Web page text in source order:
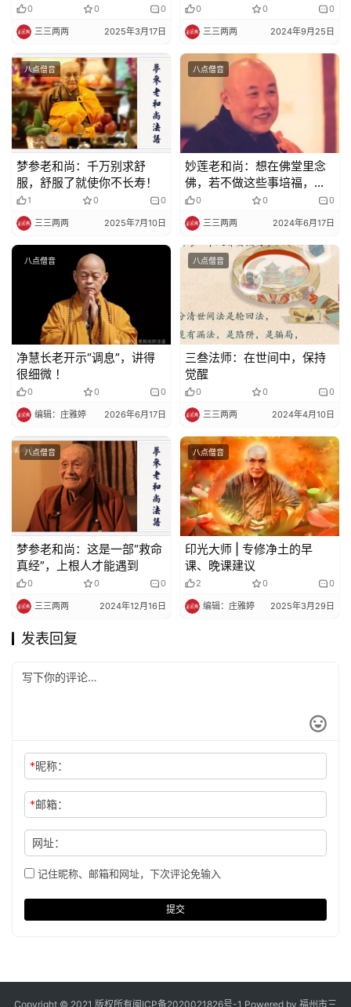
责
声
0 0 0
三三两两 2025年3月17日
0 0 0
三三两两 2024年9月25日
八点僧音
梦参老和尚：千万别求舒
服，舒服了就使你不长寿！
1 0 0
三三两两 2025年7月10日
八点僧音
妙莲老和尚：想在佛堂里念
佛，若不做这些事培福，你
也坐不住！
0 0 0
三三两两 2024年6月17日
八点僧音
净慧长老开示“调息”，讲得
很细微 ！
0 0 0
编辑：庄雅婷 2026年6月17日
八点僧音
三叁法师：在世间中，保持
觉醒
0 0 0
三三两两 2024年4月10日
八点僧音
梦参老和尚：这是一部“救命
真经”，上根人才能遇到
0 0 0
三三两两 2024年12月16日
八点僧音
印光大师 | 专修净土的早
课、晚课建议
2 0 0
编辑：庄雅婷 2025年3月29日
发表回复
*昵称：
*邮箱：
网址：
记住昵称、邮箱和网址，下次评论免输入
提交
Copyright © 2021 版权所有闽ICP备2020021826号-1 Powered by 福州市三